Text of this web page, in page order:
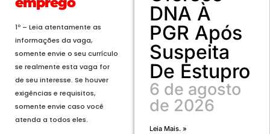
1º – Leia atentamente as
informações da vaga,
somente envie o seu currículo
se realmente esta vaga for
de seu interesse. Se houver
exigências e requisitos,
somente envie caso você
atenda a todos eles.
DNA À
PGR Após
Suspeita
De Estupro
6 de agosto
de 2026
Leia Mais. »